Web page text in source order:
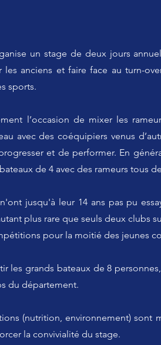
un stage de deux jours
les anciens et faire face au turn-
sports.
l’occasion de mixer les
avec des coéquipiers venus
et de performer. En
de 4 avec des rameurs tous
jusqu'à leur 14 ans pas pu
plus rare que seuls deux clubs
pour la moitié des jeunes
les grands bateaux de 8
du département.
(nutrition, environnement)
la convivialité du stage.